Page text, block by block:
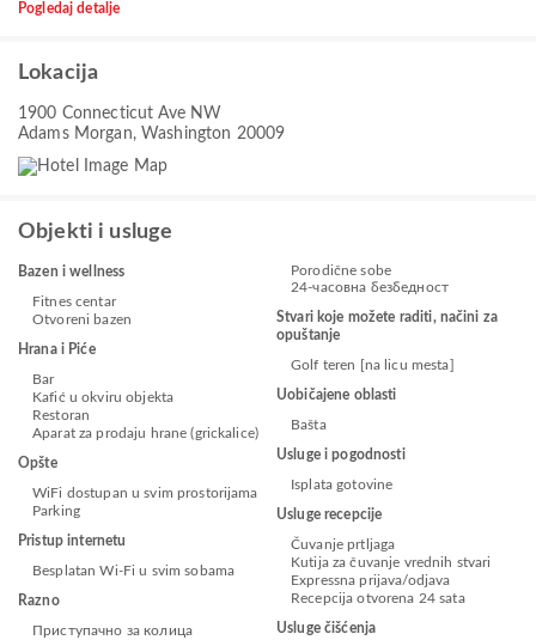
Pogledaj detalje
Lokacija
1900 Connecticut Ave NW
Adams Morgan, Washington 20009
Objekti i usluge
Bazen i wellness
Fitnes centar
Otvoreni bazen
Hrana i Piće
Bar
Kafić u okviru objekta
Restoran
Aparat za prodaju hrane (grickalice)
Opšte
WiFi dostupan u svim prostorijama
Parking
Pristup internetu
Besplatan Wi-Fi u svim sobama
Razno
Приступачно за колица
Porodične sobe
24-часовна безбедност
Stvari koje možete raditi, načini za
opuštanje
Golf teren [na licu mesta]
Uobičajene oblasti
Bašta
Usluge i pogodnosti
Isplata gotovine
Usluge recepcije
Čuvanje prtljaga
Kutija za čuvanje vrednih stvari
Expressna prijava/odjava
Recepcija otvorena 24 sata
Usluge čišćenja